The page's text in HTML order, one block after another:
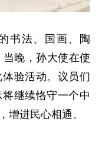
书法、国画、陶
晚，孙大使在使
验活动。议员们
继续恪守一个中
增进民心相通。